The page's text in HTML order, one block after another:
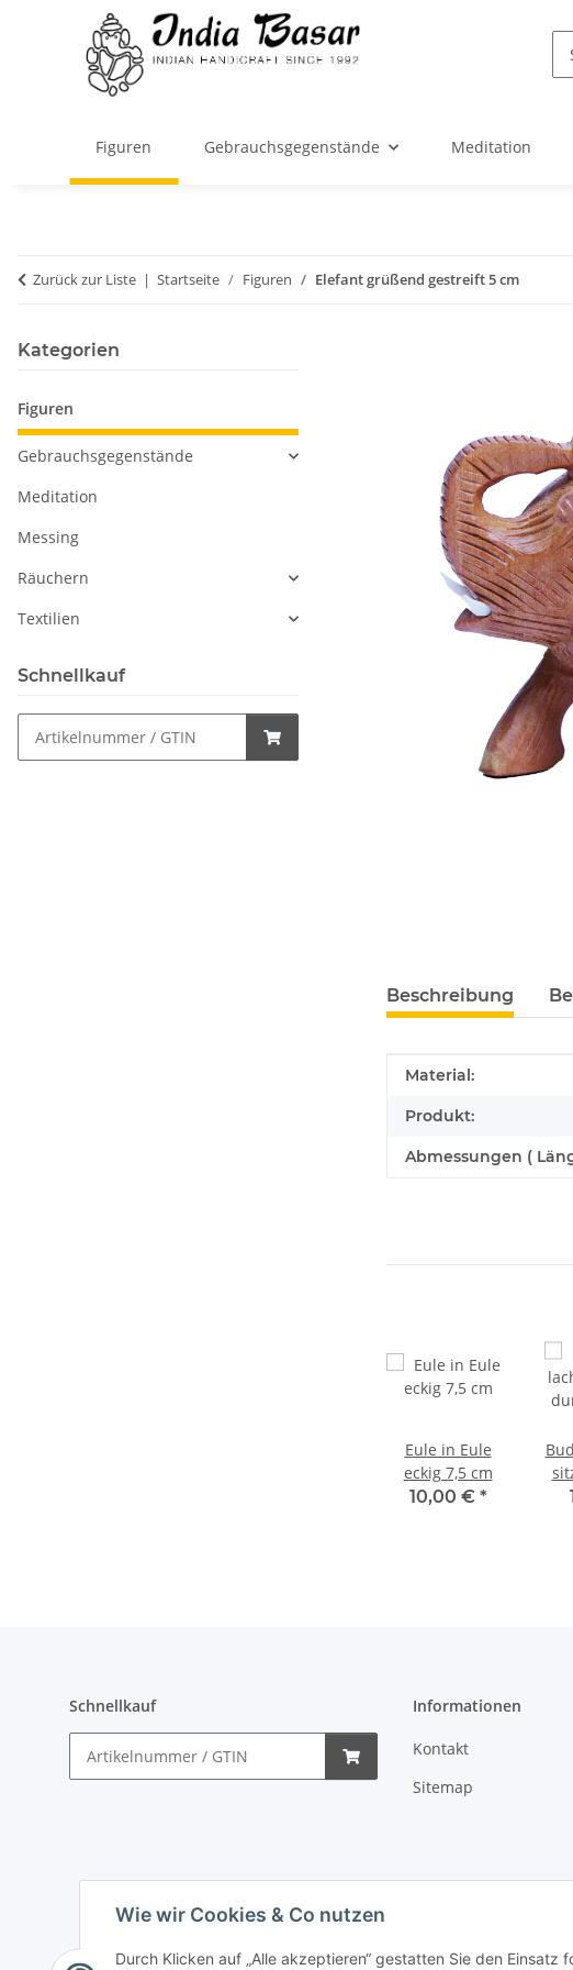
Wie wir Cookies & Co nutzen
Durch Klicken auf „Alle akzeptieren“ gestatten Sie den
Figuren Gebrauchsgegenstände Meditation
Zurück zur Liste Startseite Figuren Elefant grüßend gestreift 5 cm
Beschreibung
Produkteigenschaft
Wert
Material:
Produkt:
Abmessungen (
Eule in Eule
eckig 7,5 cm
10,00 € *
Kategorien
Figuren
Gebrauchsgegenstände
Meditation
Messing
Räuchern
Textilien
Schnellkauf
Schnellkauf Informationen
Kontakt
Sitemap